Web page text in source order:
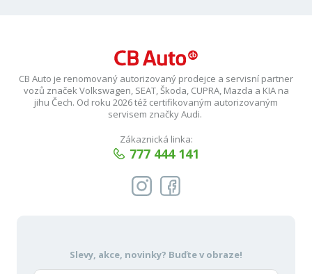
CB Auto je renomovaný autorizovaný prodejce a servisní partner
vozů značek Volkswagen, SEAT, Škoda, CUPRA, Mazda a KIA na
jihu Čech. Od roku 2026 též certifikovaným autorizovaným
servisem značky Audi.
Zákaznická linka:
777 444 141
Slevy, akce, novinky? Buďte v obraze!